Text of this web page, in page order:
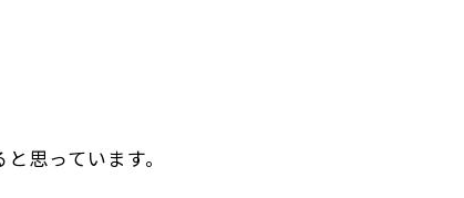
思っています。